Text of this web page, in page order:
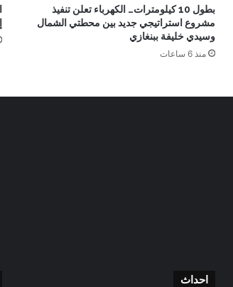
بطول 10 كيلومترات… الكهرباء تعلن تنفيذ
مشروع استراتيجي جديد بين محطتي الشمال
وسيدي خليفة ببنغازي
منذ 6 ساعات
احداث